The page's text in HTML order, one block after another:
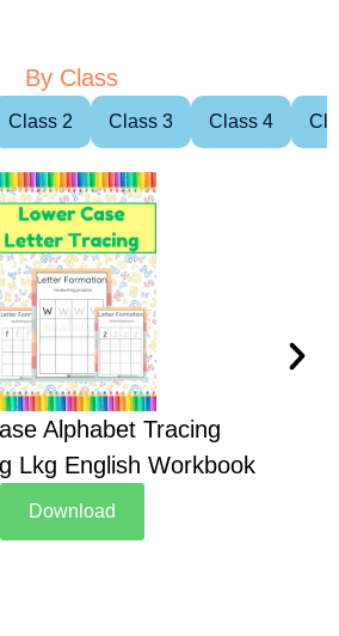
By Class
Class 2 Class 3 Class 4
Alphabet Tracing
Lkg English Workbook
Download